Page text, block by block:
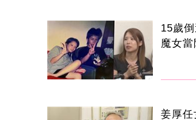
15歲
魔女當
姜厚任